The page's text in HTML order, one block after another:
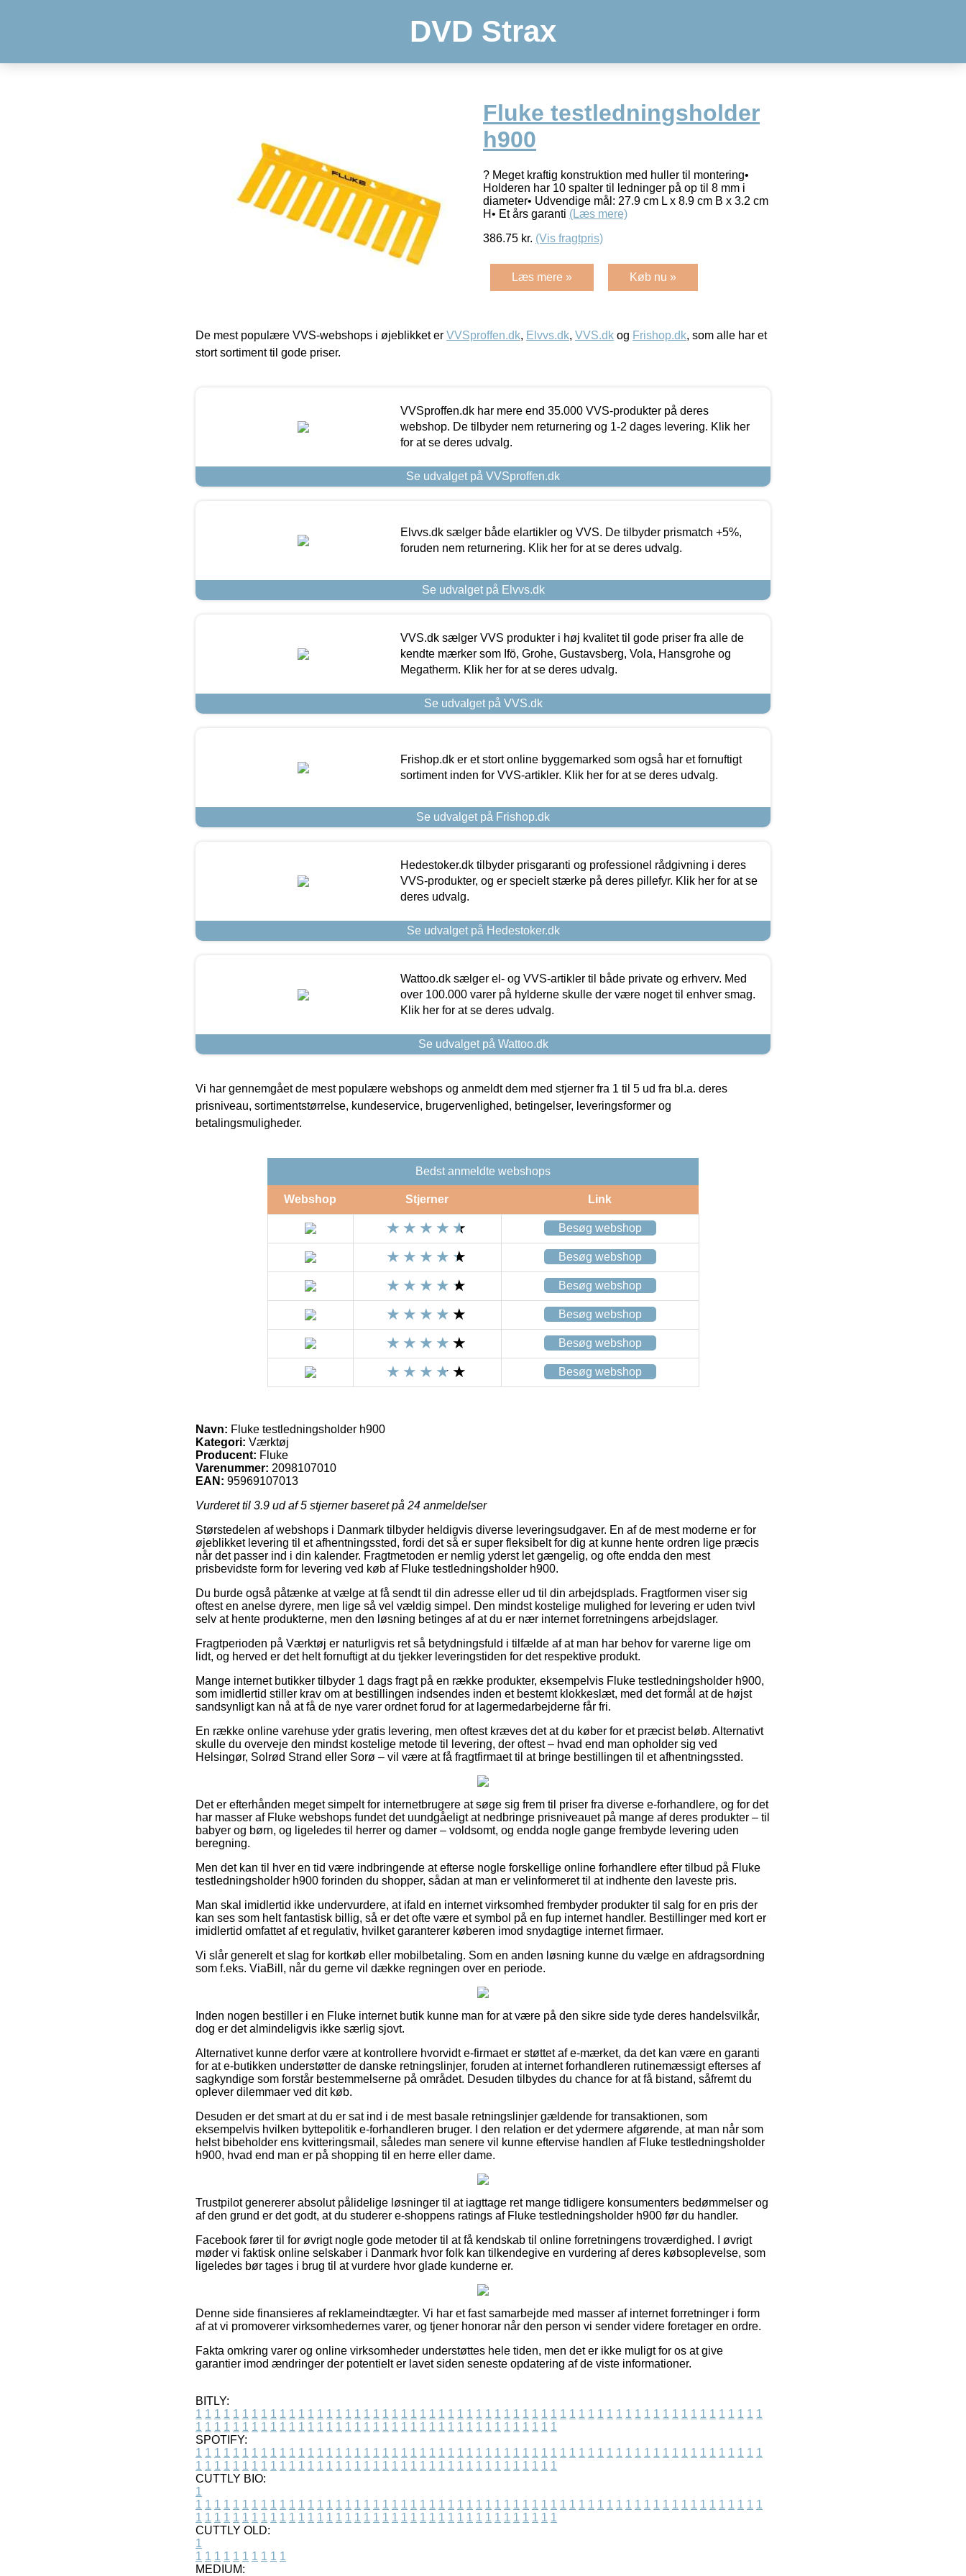
DVD Strax
Fluke testledningsholder
h900
? Meget kraftig konstruktion med huller til montering•
Holderen har 10 spalter til ledninger på op til 8 mm i
diameter• Udvendige mål: 27.9 cm L x 8.9 cm B x 3.2 cm
H• Et års garanti (Læs mere)
386.75 kr. (Vis fragtpris)
Læs mere » Køb nu »
De mest populære VVS-webshops i øjeblikket er VVSproffen.dk, Elvvs.dk, VVS.dk og Frishop.dk, som alle har et
stort sortiment til gode priser.
VVSproffen.dk har mere end 35.000 VVS-produkter på deres
webshop. De tilbyder nem returnering og 1-2 dages levering. Klik her
for at se deres udvalg.
Se udvalget på VVSproffen.dk
Elvvs.dk sælger både elartikler og VVS. De tilbyder prismatch +5%,
foruden nem returnering. Klik her for at se deres udvalg.
Se udvalget på Elvvs.dk
VVS.dk sælger VVS produkter i høj kvalitet til gode priser fra alle de
kendte mærker som Ifö, Grohe, Gustavsberg, Vola, Hansgrohe og
Megatherm. Klik her for at se deres udvalg.
Se udvalget på VVS.dk
Frishop.dk er et stort online byggemarked som også har et fornuftigt
sortiment inden for VVS-artikler. Klik her for at se deres udvalg.
Se udvalget på Frishop.dk
Hedestoker.dk tilbyder prisgaranti og professionel rådgivning i deres
VVS-produkter, og er specielt stærke på deres pillefyr. Klik her for at se
deres udvalg.
Se udvalget på Hedestoker.dk
Wattoo.dk sælger el- og VVS-artikler til både private og erhverv. Med
over 100.000 varer på hylderne skulle der være noget til enhver smag.
Klik her for at se deres udvalg.
Se udvalget på Wattoo.dk
Vi har gennemgået de mest populære webshops og anmeldt dem med stjerner fra 1 til 5 ud fra bl.a. deres
prisniveau, sortimentstørrelse, kundeservice, brugervenlighed, betingelser, leveringsformer og
betalingsmuligheder.
Bedst anmeldte webshops
Webshop Stjerner Link
Besøg webshop
Besøg webshop
Besøg webshop
Besøg webshop
Besøg webshop
Besøg webshop
Navn: Fluke testledningsholder h900
Kategori: Værktøj
Producent: Fluke
Varenummer: 2098107010
EAN: 95969107013
Vurderet til 3.9 ud af 5 stjerner baseret på 24 anmeldelser
Størstedelen af webshops i Danmark tilbyder heldigvis diverse leveringsudgaver. En af de mest moderne er for
øjeblikket levering til et afhentningssted, fordi det så er super fleksibelt for dig at kunne hente ordren lige præcis
når det passer ind i din kalender. Fragtmetoden er nemlig yderst let gængelig, og ofte endda den mest
prisbevidste form for levering ved køb af Fluke testledningsholder h900.
Du burde også påtænke at vælge at få sendt til din adresse eller ud til din arbejdsplads. Fragtformen viser sig
oftest en anelse dyrere, men lige så vel vældig simpel. Den mindst kostelige mulighed for levering er uden tvivl
selv at hente produkterne, men den løsning betinges af at du er nær internet forretningens arbejdslager.
Fragtperioden på Værktøj er naturligvis ret så betydningsfuld i tilfælde af at man har behov for varerne lige om
lidt, og herved er det helt fornuftigt at du tjekker leveringstiden for det respektive produkt.
Mange internet butikker tilbyder 1 dags fragt på en række produkter, eksempelvis Fluke testledningsholder h900,
som imidlertid stiller krav om at bestillingen indsendes inden et bestemt klokkeslæt, med det formål at de højst
sandsynligt kan nå at få de nye varer ordnet forud for at lagermedarbejderne får fri.
En række online varehuse yder gratis levering, men oftest kræves det at du køber for et præcist beløb. Alternativt
skulle du overveje den mindst kostelige metode til levering, der oftest – hvad end man opholder sig ved
Helsingør, Solrød Strand eller Sorø – vil være at få fragtfirmaet til at bringe bestillingen til et afhentningssted.
Det er efterhånden meget simpelt for internetbrugere at søge sig frem til priser fra diverse e-forhandlere, og for det
har masser af Fluke webshops fundet det uundgåeligt at nedbringe prisniveauet på mange af deres produkter – til
babyer og børn, og ligeledes til herrer og damer – voldsomt, og endda nogle gange frembyde levering uden
beregning.
Men det kan til hver en tid være indbringende at efterse nogle forskellige online forhandlere efter tilbud på Fluke
testledningsholder h900 forinden du shopper, sådan at man er velinformeret til at indhente den laveste pris.
Man skal imidlertid ikke undervurdere, at ifald en internet virksomhed frembyder produkter til salg for en pris der
kan ses som helt fantastisk billig, så er det ofte være et symbol på en fup internet handler. Bestillinger med kort er
imidlertid omfattet af et regulativ, hvilket garanterer køberen imod snydagtige internet firmaer.
Vi slår generelt et slag for kortkøb eller mobilbetaling. Som en anden løsning kunne du vælge en afdragsordning
som f.eks. ViaBill, når du gerne vil dække regningen over en periode.
Inden nogen bestiller i en Fluke internet butik kunne man for at være på den sikre side tyde deres handelsvilkår,
dog er det almindeligvis ikke særlig sjovt.
Alternativet kunne derfor være at kontrollere hvorvidt e-firmaet er støttet af e-mærket, da det kan være en garanti
for at e-butikken understøtter de danske retningslinjer, foruden at internet forhandleren rutinemæssigt efterses af
sagkyndige som forstår bestemmelserne på området. Desuden tilbydes du chance for at få bistand, såfremt du
oplever dilemmaer ved dit køb.
Desuden er det smart at du er sat ind i de mest basale retningslinjer gældende for transaktionen, som
eksempelvis hvilken byttepolitik e-forhandleren bruger. I den relation er det ydermere afgørende, at man når som
helst bibeholder ens kvitteringsmail, således man senere vil kunne eftervise handlen af Fluke testledningsholder
h900, hvad end man er på shopping til en herre eller dame.
Trustpilot genererer absolut pålidelige løsninger til at iagttage ret mange tidligere konsumenters bedømmelser og
af den grund er det godt, at du studerer e-shoppens ratings af Fluke testledningsholder h900 før du handler.
Facebook fører til for øvrigt nogle gode metoder til at få kendskab til online forretningens troværdighed. I øvrigt
møder vi faktisk online selskaber i Danmark hvor folk kan tilkendegive en vurdering af deres købsoplevelse, som
ligeledes bør tages i brug til at vurdere hvor glade kunderne er.
Denne side finansieres af reklameindtægter. Vi har et fast samarbejde med masser af internet forretninger i form
af at vi promoverer virksomhedernes varer, og tjener honorar når den person vi sender videre foretager en ordre.
Fakta omkring varer og online virksomheder understøttes hele tiden, men det er ikke muligt for os at give
garantier imod ændringer der potentielt er lavet siden seneste opdatering af de viste informationer.
BITLY:
1 1 1 1 1 1 1 1 1 1 1 1 1 1 1 1 1 1 1 1 1 1 1 1 1 1 1 1 1 1 1 1 1 1 1 1 1 1 1 1 1 1 1 1 1 1 1 1 1 1 1 1 1 1 1 1 1 1 1 1 1
1 1 1 1 1 1 1 1 1 1 1 1 1 1 1 1 1 1 1 1 1 1 1 1 1 1 1 1 1 1 1 1 1 1 1 1 1 1 1
SPOTIFY:
1 1 1 1 1 1 1 1 1 1 1 1 1 1 1 1 1 1 1 1 1 1 1 1 1 1 1 1 1 1 1 1 1 1 1 1 1 1 1 1 1 1 1 1 1 1 1 1 1 1 1 1 1 1 1 1 1 1 1 1 1
1 1 1 1 1 1 1 1 1 1 1 1 1 1 1 1 1 1 1 1 1 1 1 1 1 1 1 1 1 1 1 1 1 1 1 1 1 1 1
CUTTLY BIO:
1
1 1 1 1 1 1 1 1 1 1 1 1 1 1 1 1 1 1 1 1 1 1 1 1 1 1 1 1 1 1 1 1 1 1 1 1 1 1 1 1 1 1 1 1 1 1 1 1 1 1 1 1 1 1 1 1 1 1 1 1 1
1 1 1 1 1 1 1 1 1 1 1 1 1 1 1 1 1 1 1 1 1 1 1 1 1 1 1 1 1 1 1 1 1 1 1 1 1 1 1
CUTTLY OLD:
1
1 1 1 1 1 1 1 1 1 1
MEDIUM: